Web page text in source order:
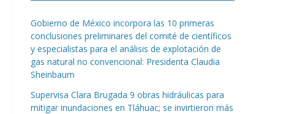
Gobierno de México incorpora las 10 primeras
conclusiones preliminares del comité de científicos
y especialistas para el análisis de explotación de
gas natural no convencional: Presidenta Claudia
Sheinbaum
Supervisa Clara Brugada 9 obras hidráulicas para
mitigar inundaciones en Tláhuac; se invirtieron más